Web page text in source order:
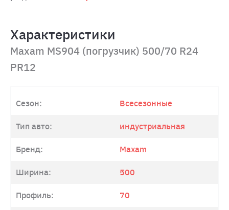
Характеристики
Maxam MS904 (погрузчик) 500/70 R24
PR12
Сезон: Всесезонные
Тип авто: индустриальная
Бренд: Maxam
Ширина: 500
Профиль: 70